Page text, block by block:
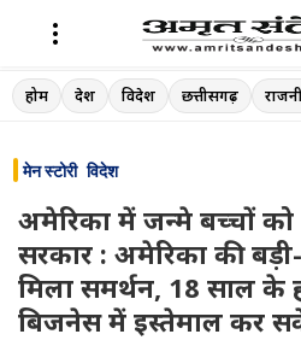
Skip
to
होम देश विदेश छत्तीसगढ़
मेन स्टोरी विदेश
अमेरिका में जन्मे बच्चों को
सरकार : अमेरिका की
मिला समर्थन, 18 साल के
बिजनेस में इस्तेमाल कर